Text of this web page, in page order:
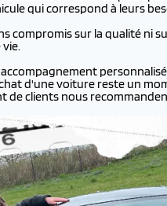
qui correspond à leurs
sur la qualité ni
d'une voiture reste un
de clients nous